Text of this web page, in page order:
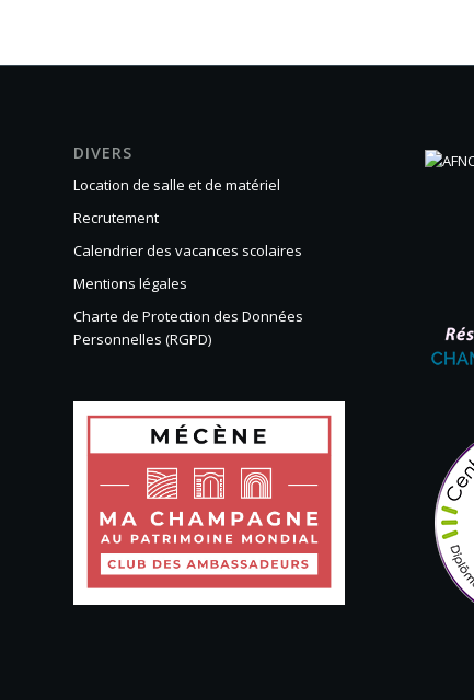
DIVERS
Location de salle et de matériel
Recrutement
Calendrier des vacances scolaires
Mentions légales
Charte de Protection des Données
Personnelles (RGPD)